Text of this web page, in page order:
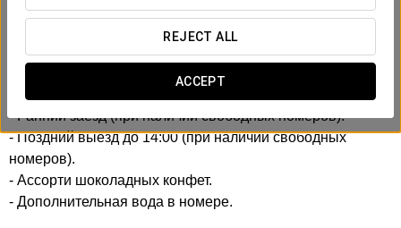
REJECT ALL
ACCEPT
Эта услуга создана для тех, кто ценит маленькие
радости жизни, и предлагает вам дополнительный
комфорт в каждом моменте.
Включает:
- Ранний заезд (при наличии свободных номеров).
- Поздний выезд до 14:00 (при наличии свободных
номеров).
- Ассорти шоколадных конфет.
- Дополнительная вода в номере.